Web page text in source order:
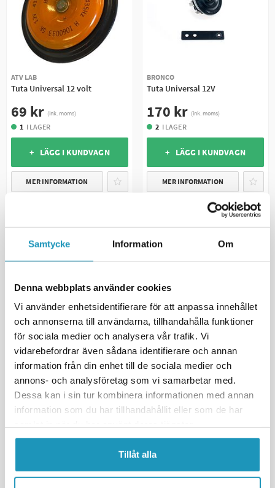
Samtycke Information Om
Denna webbplats använder cookies
Vi använder enhetsidentifierare för att anpassa innehållet
och annonserna till användarna, tillhandahålla funktioner
för sociala medier och analysera vår trafik. Vi
vidarebefordrar även sådana identifierare och annan
information från din enhet till de sociala medier och
annons- och analysföretag som vi samarbetar med.
Dessa kan i sin tur kombinera informationen med annan
information som du har tillhandahållit eller som de har
Tillåt alla
ATV LAB
Tuta Universal 12 volt
69 kr (ink. moms)
1 I LAGER
+ LÄGG I KUNDVAGN
MER INFORMATION
BRONCO
Tuta Universal 12V
170 kr (ink. moms)
2 I LAGER
+ LÄGG I KUNDVAGN
MER INFORMATION
CF MOTO
Tuta CF Moto
500/550/800/X7/X5
172 kr
3 I LAGER
+ LÄGG I KUNDVAGN
UNIVERSAL
MOOSE
768 kr
TILLFÄLLIGT SLUT
BEVAKA